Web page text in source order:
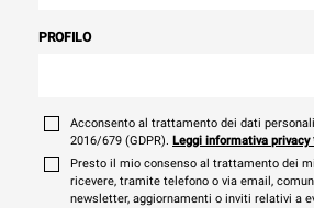
PROFILO
Acconsento al trattamento dei dati
2016/679 (GDPR). Leggi informativa privacy
Presto il mio consenso al trattamento dei
ricevere, tramite telefono o via email,
newsletter, aggiornamenti o inviti relativi a